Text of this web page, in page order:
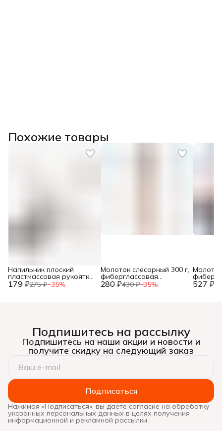
Похожие товары
179 ₽275 ₽−35%
Напильник плоский
пластмассовая рукоятка,
№2, 150мм, (шт.) 280 ₽430 ₽−35%
Молоток слесарный 300 г,
фиберглассовая
рукоятка, (шт.) 527 ₽
Подпишитесь на рассылку
Подпишитесь на наши акции и новости и
получите скидку на следующий заказ
Подписаться
Нажимая «Подписаться», вы даете согласие на обработку
указанных персональных данных в целях получения
информационной и рекламной рассылки